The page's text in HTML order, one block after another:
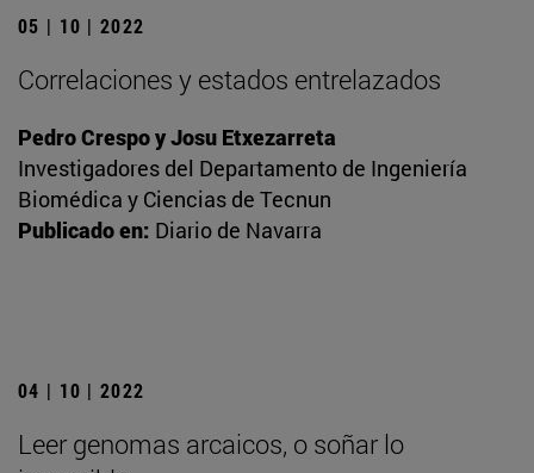
05 | 10 | 2022
Correlaciones y estados entrelazados
Pedro Crespo y Josu Etxezarreta
Investigadores del Departamento de Ingeniería
Biomédica y Ciencias de Tecnun
Publicado en: Diario de Navarra
04 | 10 | 2022
Leer genomas arcaicos, o soñar lo